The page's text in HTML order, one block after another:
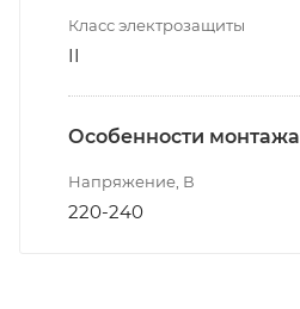
Класс электрозащиты
II
Особенности монтажа
Напряжение, В
220-240